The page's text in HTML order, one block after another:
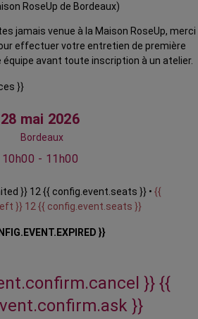
RoseUp de Bordeaux)
jamais venue à la Maison RoseUp, merci
effectuer votre entretien de première
avant toute inscription à un atelier.
}}
28 mai 2026
Bordeaux
10h00 - 11h00
}} 12 {{ config.event.seats }} • {{
}} 12 {{ config.event.seats }}
}}
}} {{
}}